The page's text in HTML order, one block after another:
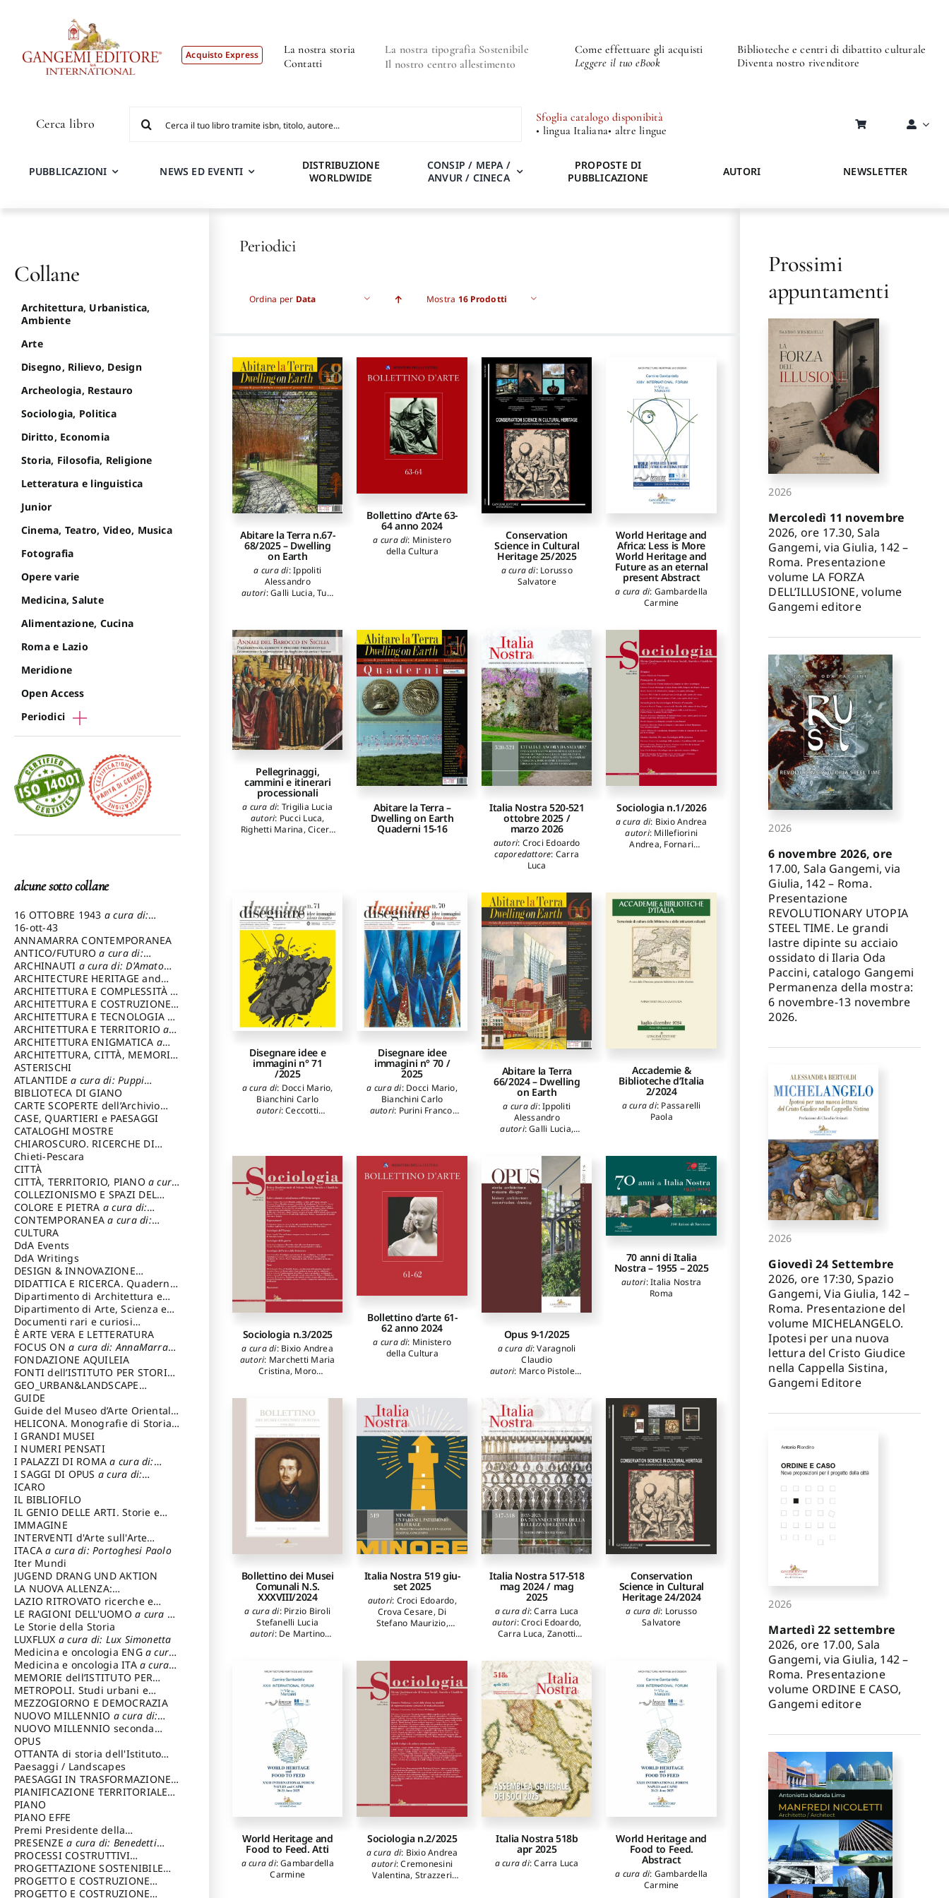
Acquisto Express
La nostra storia
Contatti
La nostra tipografia Sostenibile
Il nostro centro allestimento
Come effettuare gli acquisti
Leggere il tuo eBook
Biblioteche e centri di dibattito culturale
Diventa nostro rivenditore
Cerca libro
per:
Sfoglia catalogo disponibità
• lingua Italiana• altre lingue
PUBBLICAZIONI NEWS ED EVENTI
DISTRIBUZIONE
WORLDWIDE
CONSIP / MEPA /
ANVUR / CINECA
PROPOSTE DI
PUBBLICAZIONE
AUTORI NEWSLETTER
Periodici
Ordina per Data Mostra 16 Prodotti
Abitare la Terra n.67-
68/2025 – Dwelling
on Earth
a cura di:Ippoliti
Alessandro
autori:Galli Lucia,Tuzi
Federica,Anna Lei,
Capanna Alessandra,
Reale Luca,Spita
Leone,Jacopo
Mannello
Bollettino d’Arte 63-
64 anno 2024
a cura di: Ministero
della Cultura
Conservation
Science in Cultural
Heritage 25/2025
a cura di: Lorusso
Salvatore
World Heritage and
Africa: Less is More
World Heritage and
Future as an eternal
present Abstract
a cura di: Gambardella
Carmine
Pellegrinaggi,
cammini e itinerari
processionali
a cura di: Trigilia Lucia
autori: Pucci Luca,
Righetti Marina,Cicero
Abitare la Terra –
Dwelling on Earth
Quaderni 15-16
Italia Nostra 520-521
ottobre 2025 /
marzo 2026
autori: Croci Edoardo
caporedattore: Carra
Luca
Sociologia n.1/2026
a cura di: Bixio Andrea
autori: Millefiorini
Andrea, Fornari
Sabina,Corchia Luca,
Pendenza Massimo
Ruggieri Davide,
Rinzivillo Guglielmo
Cesareo Vincenzo
Iannone Roberta,Iorio
Gennaro,Frudà Luigi
Disegnare idee e
immagini n° 71
/2025
a cura di: Docci Mario,
Bianchini Carlo
autori:Ceccotti
Carmelo,Guidi
Francesco
Laura,Bertolini Davide,
Cipriani Luca,Fantini
Filippo,Schiavo
Antonio,Damiano
Salvatore,Magnifico
Tommaso,Cendón-
Segovia Pablo,Galván
Desvaux Noelia,Moral
García Álvaro,
Parrinello Sandro,
Porcheddu Andrea
Trivi María Belén
Disegnare idee
immagini n° 70 /
2025
a cura di: Docci Mario,
Bianchini Carlo
autori: Purini Franco,
Anna,Dacarro Fabio,
Zheng Jun,Orlandi
Luca,Mazza
Alessandro
Abitare la Terra
66/2024 – Dwelling
on Earth
a cura di:Ippoliti
Alessandro
autori:Galli Lucia,
Scatena
Donatella,Ghia Maria
Clara,Sorrentino
Marco
Accademie &
Biblioteche d’Italia
2/2024
a cura di: Passarelli
Paola
Sociologia n.3/2025
a cura di: Bixio Andrea
autori: Marchetti Maria
Cristina, Moro
Allegri Giuseppe
Valente Michaela
Spina Ferdinando
Iagulli Paolo,Corso
Lucia, Ridolfi Giorgio
Diotallevi Luca
Punzi
Corrado,Merler
Alberto,Pascali
Michelangelo ,
Limoccia
Leandro,Corradi
Valerio
Antonilli
Andrea,Di Tommaso
, Romualdi
Bollettino d’arte 61-
62 anno 2024
a cura di: Ministero
della Cultura
Opus 9-1/2025
a cura di:Varagnoli
Claudio
autori: Marco Pistolesi
Federica Ciarcià ,
Riccardo Della Negra
Federico Bilò
70 anni di Italia
Nostra – 1955 – 2025
autori:Italia Nostra
Roma
Bollettino dei Musei
Comunali N.S.
XXXVIII/2024
a cura di: Pirzio Biroli
Stefanelli Lucia
autori: De Martino
Antonietta Angelica
Gorgone Giulia
Miarelli Mariani Ilaria
D'Agostino Michela
Delvecchio Cristina
Liberati Anna Maria
D'Amelio Angela Maria
Fusconi Giulia
Arcangeli Ilaria
Italia Nostra 519 giu-
set 2025
autori: Croci Edoardo,
Crova Cesare, Di
Stefano Maurizio,
Krizia
caporedattore:Carra
Luca
Italia Nostra 517-518
mag 2024 / mag
2025
a cura di:Carra Luca
autori:Croci Edoardo,
Carra Luca, Zanotti
Fazio Mario , Cederna
Antonio ,Bassani
Giorgio,Reggiori
Ferdinando,Iacono
Maria Rosaria,Chirco
Adriana,Pasolini
Dall'Onda Desideria,
Caroli Antonella,
Marraghini Sandra,
Mottola Molfino
Alessandra,Rossi-
Doria Bernardo,
Iannello Antonio,
Losavio Giovanni,
Stringher Bonaldo,
Maggini Raniero
Paolella Adriano,
Conservation
Science in Cultural
Heritage 24/2024
a cura di: Lorusso
Salvatore
World Heritage and
Food to Feed. Atti
a cura di:Gambardella
Carmine
Sociologia n.2/2025
a cura di: Bixio Andrea
autori:Cremonesini
Valentina, Strazzeri
Italia Nostra 518b
apr 2025
a cura di:Carra Luca
World Heritage and
Food to Feed.
Abstract
a cura di: Gambardella
Carmine
Collane
Architettura, Urbanistica,
Ambiente
Arte
Disegno, Rilievo, Design
Archeologia, Restauro
Sociologia, Politica
Diritto, Economia
Storia, Filosofia, Religione
Letteratura e linguistica
Junior
Cinema, Teatro, Video, Musica
Fotografia
Opere varie
Medicina, Salute
Alimentazione, Cucina
Roma e Lazio
Meridione
Open Access
Periodici
alcune sotto collane
16 OTTOBRE 1943 a cura di:
Pezzetti Marcello
16-ott-43
ANNAMARRA CONTEMPORANEA
ANTICO/FUTUROa cura di:
Varagnoli Claudio
ARCHINAUTI a cura di: D'Amato
Claudio
ARCHITECTURE HERITAGE and
DESIGN
ARCHITETTURA E COMPLESSITÀ a
cura di: Piva Antonio
ARCHITETTURA E COSTRUZIONEa
cura di: Poretti Sergio
ARCHITETTURA E TECNOLOGIA a
cura di: Carrara Gianfranco
ARCHITETTURA E TERRITORIOa
cura di: Pietrogrande Enrico
ARCHITETTURA ENIGMATICA a
cura di: Lenci Ruggero
ARCHITETTURA, CITTÀ, MEMORIA
a cura di: Valeriani Enrico
ASTERISCHI
ATLANTIDEa cura di: Puppi
Lionello
BIBLIOTECA DI GIANO
CARTE SCOPERTE dell’Archivio
Storico Capitolino
CASE, QUARTIERI e PAESAGGI
CATALOGHI MOSTRE
CHIAROSCURO. RICERCHE DI
STORIA E STORIA DELL'ARTE
cura di: Di Carpegna Falconieri
Tommaso
Chieti-Pescara
CITTÀ
CITTÀ, TERRITORIO, PIANO a cura
di: Imbesi Giuseppe
COLLEZIONISMO E SPAZI DEL
COLLEZIONISMO a cura di:
Magnani Lauro
COLORE E PIETRA a cura di:
Selvaggi Giuseppe
CONTEMPORANEAa cura di:
Gubinelli Luna
CULTURA
DdA Events
DdA Writings
DESIGN & INNOVAZIONE
TECNOLOGICAa cura di: Vallicelli
Andrea
DIDATTICA E RICERCA. Quaderni
della Scuola
Dipartimento di Architettura e
Analisi della Città Mediterranea
Dipartimento di Arte, Scienza e
Tecnica del Costuire
Documenti rari e curiosi
dall'Archivio Segreto
È ARTE VERA E LETTERATURA
FOCUS ONa cura di: AnnaMarra
Contemporanea
FONDAZIONE AQUILEIA
FONTI dell’ISTITUTO PER STORIA
DEL RISORGIMENTO
GEO_URBAN&LANDSCAPE
PLANNING (GULP)
Trusiani Elio
GUIDE
Guide del Museo d’Arte Orientale
“Giuseppe Tucci”
HELICONA. Monografie di Storia
dell'Artea cura di: Gallo Marco
I GRANDI MUSEI
I NUMERI PENSATI
I PALAZZI DI ROMAa cura di:
Ippoliti Alessandro
I SAGGI DI OPUS a cura di:
Scalesse Tommaso
ICARO
IL BIBLIOFILO
IL GENIO DELLE ARTI. Storie e
interpretazione
IMMAGINE
INTERVENTI d'Arte sull'Arte
dedicata alla cultura della
conservazione d’arte
Fondazione Paola Droghetti onlus
ITACAa cura di: Portoghesi Paolo
Iter Mundi
JUGEND DRANG UND AKTION
LA NUOVA ALLENZA:
ARCHITETTURA & AMBIENTE
LAZIO RITROVATO ricerche e
restauri
LE RAGIONI DELL'UOMOa cura di:
Lombardi Satriani Luigi
Le Storie della Storia
LUXFLUX a cura di: Lux Simonetta
Medicina e oncologia ENG a cura
di: Lopez Massimo
Medicina e oncologia ITA a cura
di: Lopez Massimo
MEMORIE dell’ISTITUTO PER
STORIA DEL RISORGIMENTO
METROPOLI. Studi urbani e
regionali
MEZZOGIORNO E DEMOCRAZIA
NUOVO MILLENNIO a cura di:
Capaldo Pellegrino
NUOVO MILLENNIO seconda
serie
Francesco
OPUS
OTTANTA di storia dell'Istituto
storia dell’Istitutoa cura di:
Cavalieri Patrizia
Paesaggi / Landscapes
PAESAGGI IN TRASFORMAZIONEa
cura di: Corti Enrico A.
PIANIFICAZIONE TERRITORIALE
URBANISTICA ED AMBIENTALE
cura di: Costa Enrico
PIANO
PIANO EFFE
Premi Presidente della
Repubblica
PRESENZEa cura di: Benedetti
Sandro
PROCESSI COSTRUTTIVI
DELL'ARCHITETTURAa cura di:
Ippoliti Alessandro
PROGETTAZIONE SOSTENIBILE
PARTECIPATA
PROGETTO E COSTRUZIONE
DELL’ARCHITETTURA
PROGETTO E COSTRUZIONE
Prossimi
appuntamenti
2026
Mercoledì 11 novembre
2026, ore 17.30, Sala
Gangemi, via Giulia, 142 –
Roma. Presentazione
volume LA FORZA
DELL’ILLUSIONE, volume
Gangemi editore
2026
6 novembre 2026, ore
17.00, Sala Gangemi, via
Giulia, 142 – Roma.
Presentazione
REVOLUTIONARY UTOPIA
STEEL TIME. Le grandi
lastre dipinte su acciaio
ossidato di Ilaria Oda
Paccini, catalogo Gangemi
Permanenza della mostra:
6 novembre-13 novembre
2026.
2026
Giovedì 24 Settembre
2026, ore 17:30, Spazio
Gangemi, Via Giulia, 142 –
Roma. Presentazione del
volume MICHELANGELO.
Ipotesi per una nuova
lettura del Cristo Giudice
nella Cappella Sistina,
Gangemi Editore
2026
Martedì 22 settembre
2026, ore 17.00, Sala
Gangemi, via Giulia, 142 –
Roma. Presentazione
volume ORDINE E CASO,
Gangemi editore